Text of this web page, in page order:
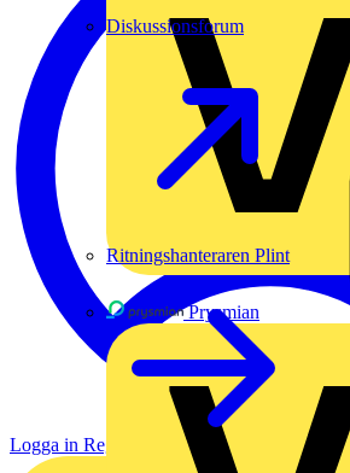
Prysmian
Diskussionsforum
Ritningshanteraren Plint
Logga in Registrera dig